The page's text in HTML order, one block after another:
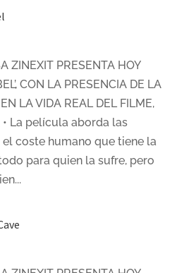
ZINEXIT PRESENTA HOY
CON LA PRESENCIA DE LA
LA VIDA REAL DEL FILME,
• La película aborda las
coste humano que tiene la
para quien la sufre, pero